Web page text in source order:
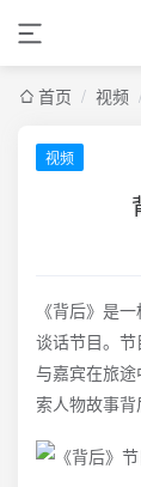
首页 / 视频
视频
《背后》是
谈话节目。节
与嘉宾在旅
索人物故事背